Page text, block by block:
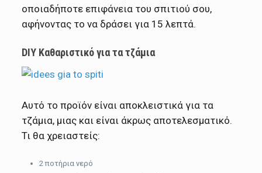
οποιαδήποτε επιφάνεια του σπιτιού σου,
αφήνοντας το να δράσει για 15 λεπτά.
DIY Καθαριστικό για τα τζάμια
Αυτό το προϊόν είναι αποκλειστικά για τα
τζάμια, μιας και είναι άκρως αποτελεσματικό.
Τι θα χρειαστείς:
2 ποτήρια νερό